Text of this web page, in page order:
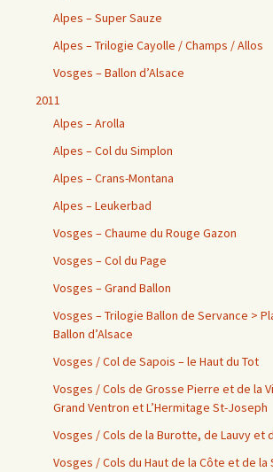
Alpes – Super Sauze
Alpes – Trilogie Cayolle / Champs / Allos
Vosges – Ballon d’Alsace
2011
Alpes – Arolla
Alpes – Col du Simplon
Alpes – Crans-Montana
Alpes – Leukerbad
Vosges – Chaume du Rouge Gazon
Vosges – Col du Page
Vosges – Grand Ballon
Vosges – Trilogie Ballon de Servance >
Ballon d’Alsace
Vosges / Col de Sapois – le Haut du Tot
Vosges / Cols de Grosse Pierre et de la
Grand Ventron et L’Hermitage St-Joseph
Vosges / Cols de la Burotte, de Lauvy et
Vosges / Cols du Haut de la Côte et de la